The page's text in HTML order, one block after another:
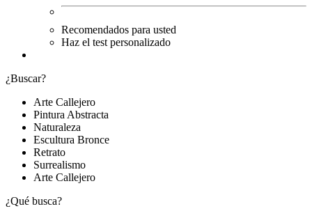
Recomendados para usted
Haz el test personalizado
¿Buscar?
Arte Callejero
Pintura Abstracta
Naturaleza
Escultura Bronce
Retrato
Surrealismo
Arte Callejero
¿Qué busca?